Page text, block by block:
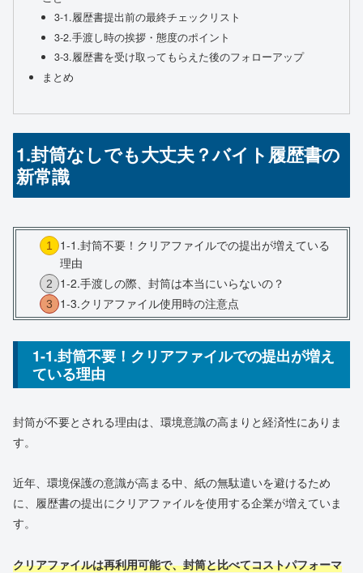
3-1.履歴書提出前の最終チェックリスト
3-2.手渡し時の挨拶・態度のポイント
3-3.履歴書を受け取ってもらえた後のフォローアップ
まとめ
1.封筒なしでも大丈夫？バイト履歴書の
新常識
1-1.封筒不要！クリアファイルでの提出が増えている
理由
1-2.手渡しの際、封筒は本当にいらないの？
1-3.クリアファイル使用時の注意点
1-1.封筒不要！クリアファイルでの提出が増え
ている理由
封筒が不要とされる理由は、環境意識の高まりと経済性にありま
す。
近年、環境保護の意識が高まる中、紙の無駄遣いを避けるため
に、履歴書の提出にクリアファイルを使用する企業が増えていま
す。
クリアファイルは再利用可能で、封筒と比べてコストパフォーマ